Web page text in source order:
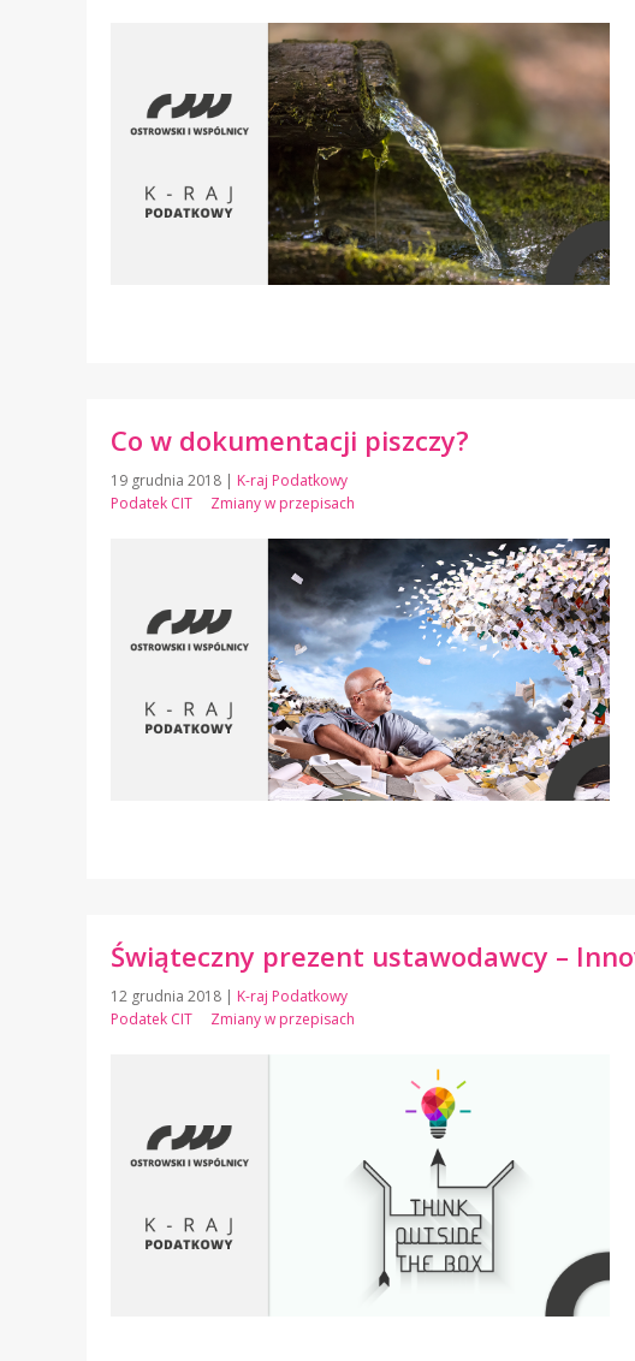
Co w dokumentacji piszczy?
19 grudnia 2018 | K-raj Podatkowy
Podatek CIT
Zmiany w przepisach
Świąteczny prezent ustawodawcy –
12 grudnia 2018 | K-raj Podatkowy
Podatek CIT
Zmiany w przepisach